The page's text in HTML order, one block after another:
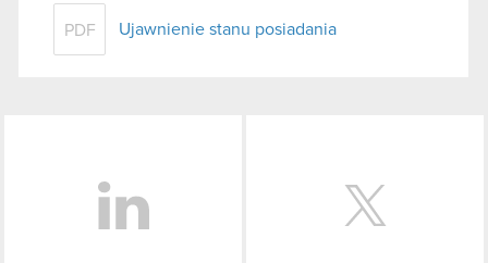
PDF Ujawnienie stanu posiadania